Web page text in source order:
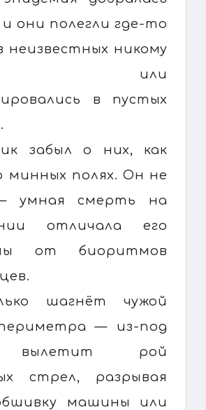
и они полегли где-то
неизвестных никому
или
в пустых
забыл о них, как
минных полях. Он не
умная смерть на
отличала его
от биоритмов
шагнёт чужой
— из-под
вылетит рой
стрел, разрывая
машины или